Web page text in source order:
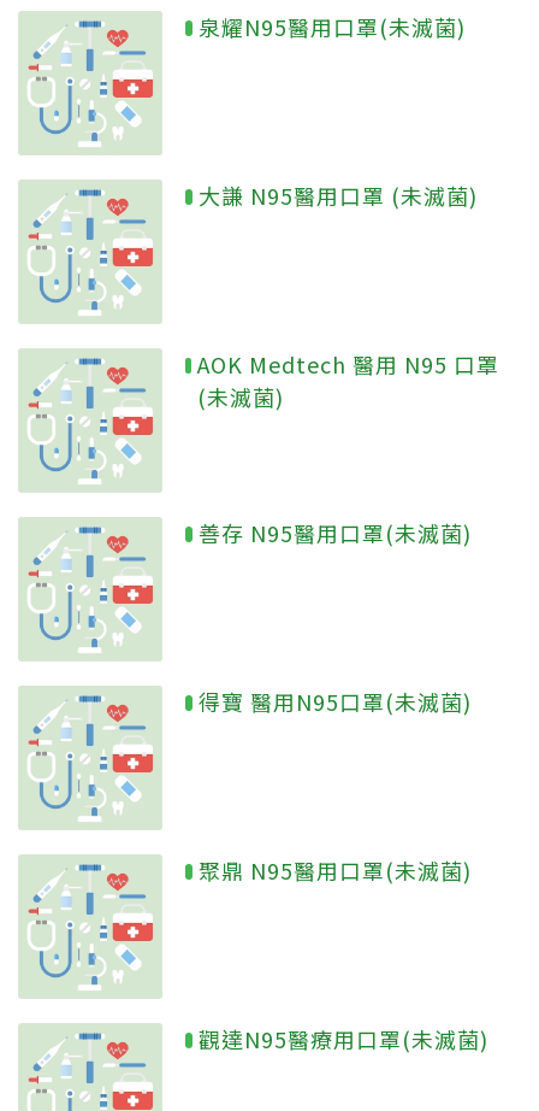
泉耀N95醫用口罩(未滅菌)
大謙 N95醫用口罩 (未滅菌)
AOK Medtech 醫用 N95 口罩
(未滅菌)
善存 N95醫用口罩(未滅菌)
得寶 醫用N95口罩(未滅菌)
聚鼎 N95醫用口罩(未滅菌)
觀達N95醫療用口罩(未滅菌)